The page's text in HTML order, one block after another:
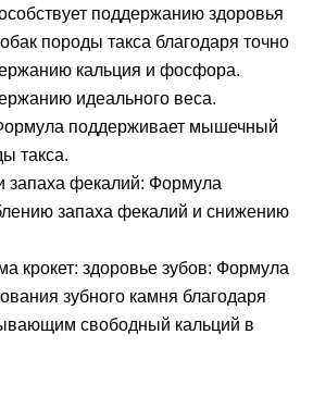
поддержанию здоровья
породы такса благодаря точно
кальция и фосфора.
идеального веса.
поддерживает мышечный
такса.
фекалий: Формула
запаха фекалий и снижению
крокет: здоровье зубов: Формула
зубного камня благодаря
свободный кальций в